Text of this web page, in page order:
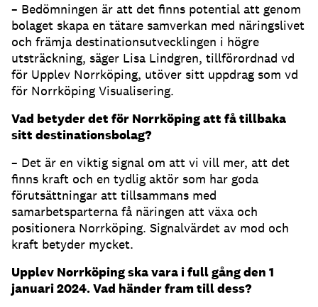
– Bedömningen är att det finns potential att genom
bolaget skapa en tätare samverkan med näringslivet
och främja destinationsutvecklingen i högre
utsträckning, säger Lisa Lindgren, tillförordnad vd
för Upplev Norrköping, utöver sitt uppdrag som vd
för Norrköping Visualisering.
Vad betyder det för Norrköping att få tillbaka
sitt destinationsbolag?
– Det är en viktig signal om att vi vill mer, att det
finns kraft och en tydlig aktör som har goda
förutsättningar att tillsammans med
samarbetsparterna få näringen att växa och
positionera Norrköping. Signalvärdet av mod och
kraft betyder mycket.
Upplev Norrköping ska vara i full gång den 1
januari 2024. Vad händer fram till dess?